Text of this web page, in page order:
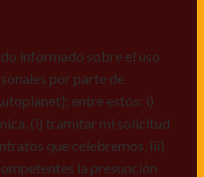
informado sobre el uso
por parte de
entre estos: i)
(i) tramitar mi solicitud
que celebremos, iii)
la presunción